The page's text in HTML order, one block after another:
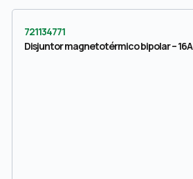
721134771
Disjuntor magnetotérmico bipolar – 16A